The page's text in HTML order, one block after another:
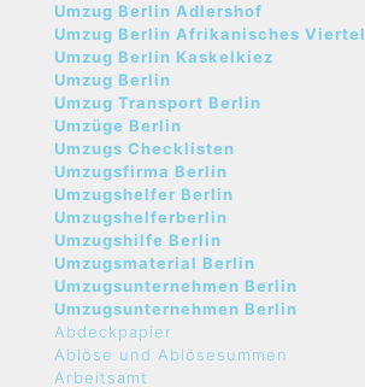
Umzug Berlin Adlershof
Umzug Berlin Afrikanisches Viertel
Umzug Berlin Kaskelkiez
Umzug Berlin
Umzug Transport Berlin
Umzüge Berlin
Umzugs Checklisten
Umzugsfirma Berlin
Umzugshelfer Berlin
Umzugshelferberlin
Umzugshilfe Berlin
Umzugsmaterial Berlin
Umzugsunternehmen Berlin
Umzugsunternehmen Berlin
Abdeckpapier
Ablöse und Ablösesummen
Arbeitsamt